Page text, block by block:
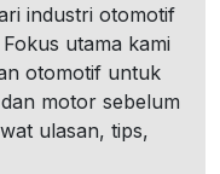
industri otomotif
utama kami
otomotif untuk
motor sebelum
ulasan, tips,